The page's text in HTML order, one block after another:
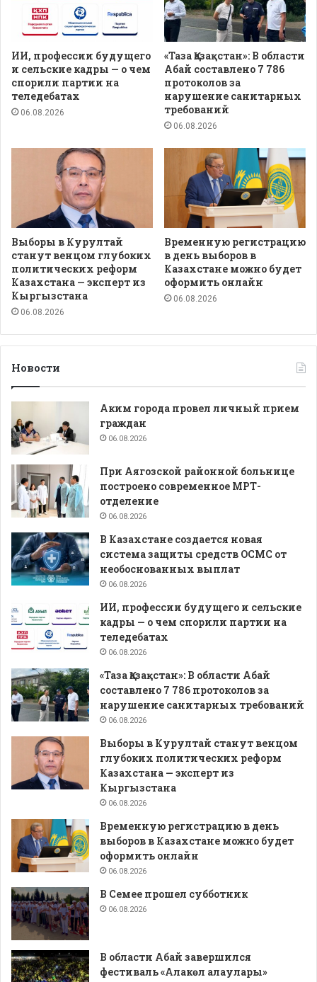
ИИ, профессии будущего
и сельские кадры — о чем
спорили партии на
теледебатах
06.08.2026
«Таза Қазақстан»: В области
Абай составлено 7 786
протоколов за
нарушение санитарных
требований
06.08.2026
Выборы в Курултай
станут венцом глубоких
политических реформ
Казахстана — эксперт из
Кыргызстана
06.08.2026
Временную регистрацию
в день выборов в
Казахстане можно будет
оформить онлайн
06.08.2026
Новости
Аким города провел личный прием
граждан
06.08.2026
При Аягозской районной больнице
построено современное МРТ-
отделение
06.08.2026
В Казахстане создается новая
система защиты средств ОСМС от
необоснованных выплат
06.08.2026
ИИ, профессии будущего и сельские
кадры — о чем спорили партии на
теледебатах
06.08.2026
«Таза Қазақстан»: В области Абай
составлено 7 786 протоколов за
нарушение санитарных требований
06.08.2026
Выборы в Курултай станут венцом
глубоких политических реформ
Казахстана — эксперт из
Кыргызстана
06.08.2026
Временную регистрацию в день
выборов в Казахстане можно будет
оформить онлайн
06.08.2026
В Семее прошел субботник
06.08.2026
В области Абай завершился
фестиваль «Алакөл алаулары»